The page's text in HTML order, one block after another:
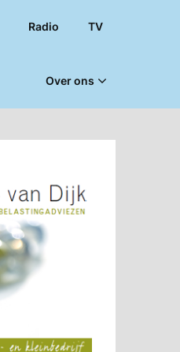
Radio TV
Over ons